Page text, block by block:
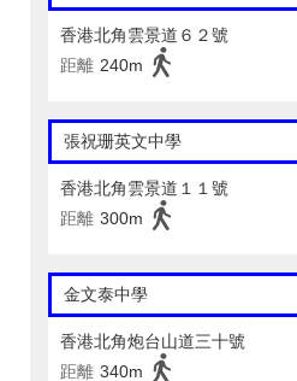
香港北角雲景道６２號
距離 240m
張祝珊英文中學
香港北角雲景道１１號
距離 300m
金文泰中學
香港北角炮台山道三十號
距離 340m